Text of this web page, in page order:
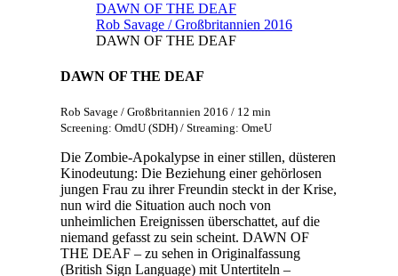
DAWN OF THE DEAF
Rob Savage / Großbritannien 2016
DAWN OF THE DEAF
DAWN OF THE DEAF
Rob Savage / Großbritannien 2016 / 12 min
Screening: OmdU (SDH) / Streaming: OmeU
Die Zombie-Apokalypse in einer stillen, düsteren
Kinodeutung: Die Beziehung einer gehörlosen
jungen Frau zu ihrer Freundin steckt in der Krise,
nun wird die Situation auch noch von
unheimlichen Ereignissen überschattet, auf die
niemand gefasst zu sein scheint. DAWN OF
THE DEAF – zu sehen in Originalfassung
(British Sign Language) mit Untertiteln –